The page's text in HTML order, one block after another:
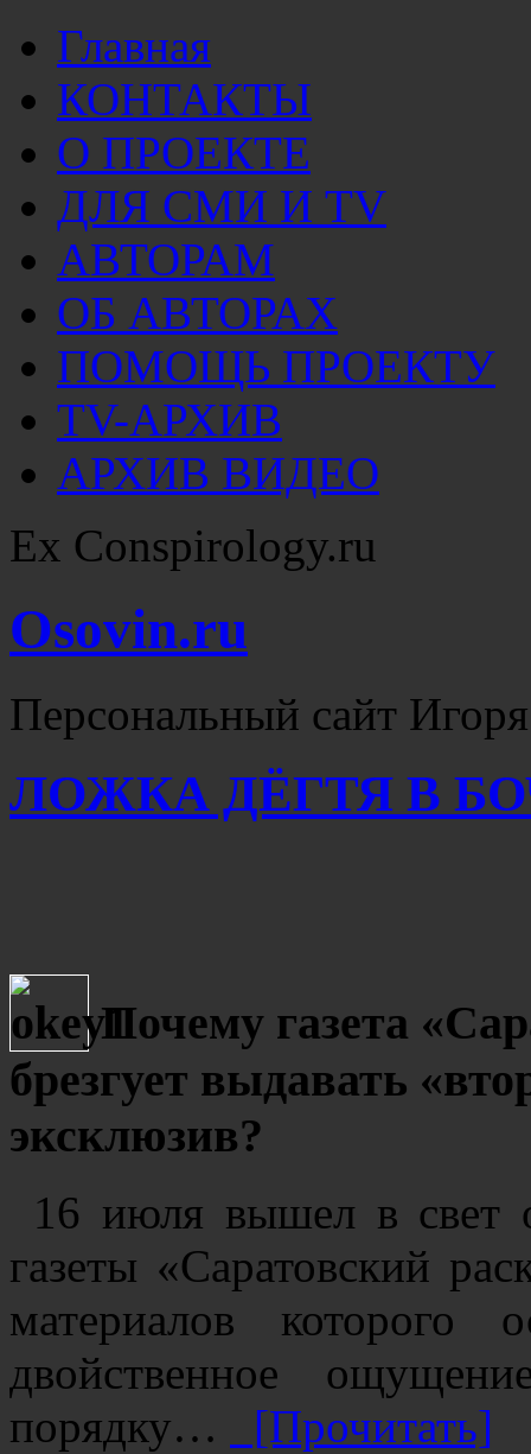
Главная
КОНТАКТЫ
О ПРОЕКТЕ
ДЛЯ СМИ И TV
АВТОРАМ
ОБ АВТОРАХ
ПОМОЩЬ ПРОЕКТУ
TV-АРХИВ
АРХИВ ВИДЕО
Ex Conspirology.ru
Osovin.ru
Персональный сайт
ЛОЖКА ДЁГТЯ В
Почему газета
брезгует выдавать
эксклюзив?
16 июля вышел в свет
газеты «Саратовский
материалов которого
двойственное
порядку…
[Прочитать]